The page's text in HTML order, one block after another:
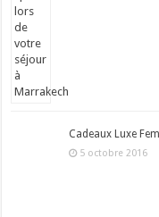
Cadeaux Luxe
5 octobre 2016